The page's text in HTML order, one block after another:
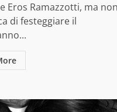
Eros Ramazzotti, ma
di festeggiare il